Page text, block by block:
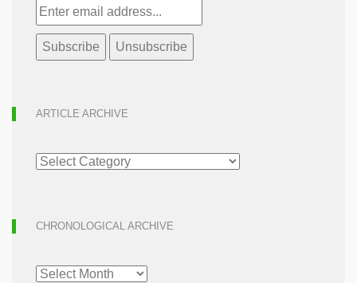
ARTICLE ARCHIVE
ARTICLE
ARCHIVE
CHRONOLOGICAL ARCHIVE
CHRONOLOGICAL
ARCHIVE